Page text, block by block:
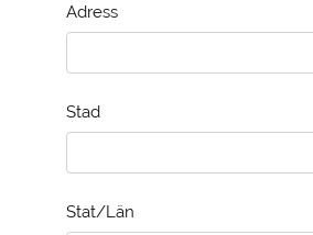
Adress
Stad
Stat/Län